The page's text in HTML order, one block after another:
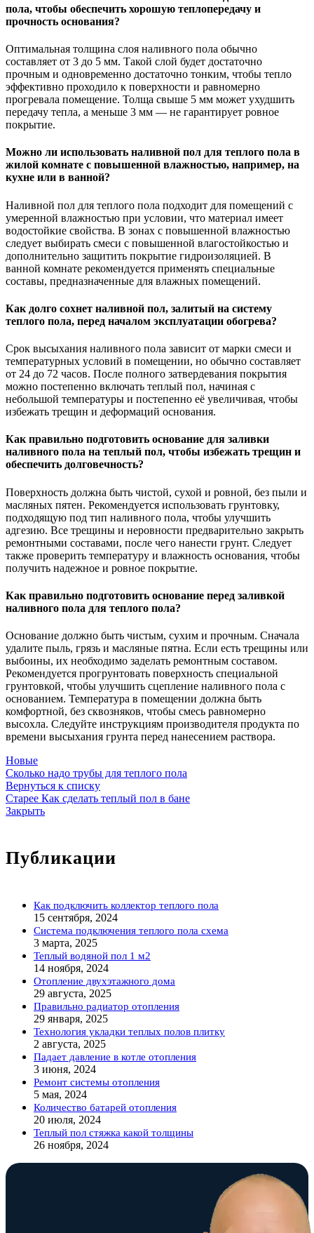
пола, чтобы обеспечить хорошую теплопередачу и
прочность основания?
Оптимальная толщина слоя наливного пола обычно
составляет от 3 до 5 мм. Такой слой будет достаточно
прочным и одновременно достаточно тонким, чтобы тепло
эффективно проходило к поверхности и равномерно
прогревала помещение. Толща свыше 5 мм может ухудшить
передачу тепла, а меньше 3 мм — не гарантирует ровное
покрытие.
Можно ли использовать наливной пол для теплого пола в
жилой комнате с повышенной влажностью, например, на
кухне или в ванной?
Наливной пол для теплого пола подходит для помещений с
умеренной влажностью при условии, что материал имеет
водостойкие свойства. В зонах с повышенной влажностью
следует выбирать смеси с повышенной влагостойкостью и
дополнительно защитить покрытие гидроизоляцией. В
ванной комнате рекомендуется применять специальные
составы, предназначенные для влажных помещений.
Как долго сохнет наливной пол, залитый на систему
теплого пола, перед началом эксплуатации обогрева?
Срок высыхания наливного пола зависит от марки смеси и
температурных условий в помещении, но обычно составляет
от 24 до 72 часов. После полного затвердевания покрытия
можно постепенно включать теплый пол, начиная с
небольшой температуры и постепенно её увеличивая, чтобы
избежать трещин и деформаций основания.
Как правильно подготовить основание для заливки
наливного пола на теплый пол, чтобы избежать трещин и
обеспечить долговечность?
Поверхность должна быть чистой, сухой и ровной, без пыли и
масляных пятен. Рекомендуется использовать грунтовку,
подходящую под тип наливного пола, чтобы улучшить
адгезию. Все трещины и неровности предварительно закрыть
ремонтными составами, после чего нанести грунт. Следует
также проверить температуру и влажность основания, чтобы
получить надежное и ровное покрытие.
Как правильно подготовить основание перед заливкой
наливного пола для теплого пола?
Основание должно быть чистым, сухим и прочным. Сначала
удалите пыль, грязь и масляные пятна. Если есть трещины или
выбоины, их необходимо заделать ремонтным составом.
Рекомендуется прогрунтовать поверхность специальной
грунтовкой, чтобы улучшить сцепление наливного пола с
основанием. Температура в помещении должна быть
комфортной, без сквозняков, чтобы смесь равномерно
высохла. Следуйте инструкциям производителя продукта по
времени высыхания грунта перед нанесением раствора.
Новые
Сколько надо трубы для теплого пола
Вернуться к списку
Старее Как сделать теплый пол в бане
Закрыть
Публикации
Как подключить коллектор теплого пола
15 сентября, 2024
Система подключения теплого пола схема
3 марта, 2025
Теплый водяной пол 1 м2
14 ноября, 2024
Отопление двухэтажного дома
29 августа, 2025
Правильно радиатор отопления
29 января, 2025
Технология укладки теплых полов плитку
2 августа, 2025
Падает давление в котле отопления
3 июня, 2024
Ремонт системы отопления
5 мая, 2024
Количество батарей отопления
20 июля, 2024
Теплый пол стяжка какой толщины
26 ноября, 2024